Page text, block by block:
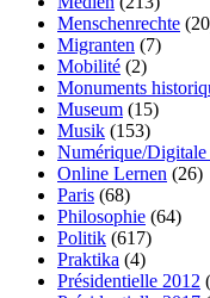
Menschenrechte
Migranten (7)
Mobilité (2)
Monuments
Museum (15)
Musik (153)
Numérique/Digitale
Online Lernen (26)
Paris (68)
Philosophie (64)
Politik (617)
Praktika (4)
Présidentielle 2012